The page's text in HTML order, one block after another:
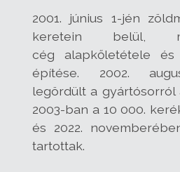
2001. június 1-jén
keretein belül,
cég alapkőletétele
építése. 2002.
legördült a gyártósorról
2003-ban a 10 000.
és 2022.
tartottak.